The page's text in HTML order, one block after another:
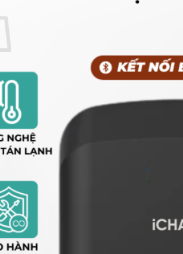
Chưa có sản phẩm trong giỏ hàng.
cửa hàng
có sản phẩm trong giỏ hàng.
hàng